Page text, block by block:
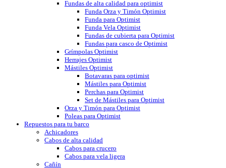
Fundas de alta calidad para optimist
Funda Orza y Timón Optimist
Funda para Optimist
Funda Vela Optimist
Fundas de cubierta para Optimist
Fundas para casco de Optimist
Grímpolas Optimist
Herrajes Optimist
Mástiles Optimist
Botavaras para optimist
Mástiles para Optimist
Perchas para Optimist
Set de Mástiles para Optimist
Orza y Timón para Optimist
Poleas para Optimist
Repuestos para tu barco
Achicadores
Cabos de alta calidad
Cabos para crucero
Cabos para vela ligera
Cañín